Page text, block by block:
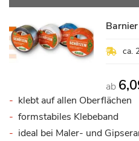
ca.
ab
klebt auf allen Oberflächen
formstabiles Klebeband
ideal bei Maler- und